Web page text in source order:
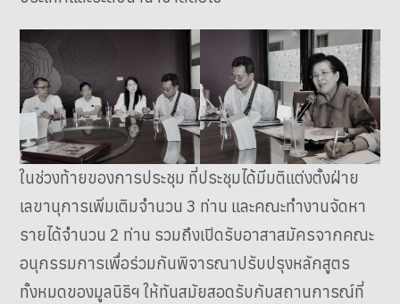
ในช่วงท้ายของการประชุม ที่ประชุมได้มีมติแต่งตั้งฝ่าย
เลขานุการเพิ่มเติมจำนวน 3 ท่าน และคณะทำงานจัดหา
รายได้จำนวน 2 ท่าน รวมถึงเปิดรับอาสาสมัครจากคณะ
อนุกรรมการเพื่อร่วมกันพิจารณาปรับปรุงหลักสูตร
ทั้งหมดของมูลนิธิฯ ให้ทันสมัยสอดรับกับสถานการณ์ที่